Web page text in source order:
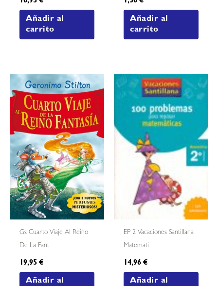
Añadir al
carrito
Añadir al
carrito
Gs Cuarto Viaje Al Reino
De La Fant
19,95€
Añadir al
EP 2 Vacaciones Santillana
Matemati
14,96€
Añadir al